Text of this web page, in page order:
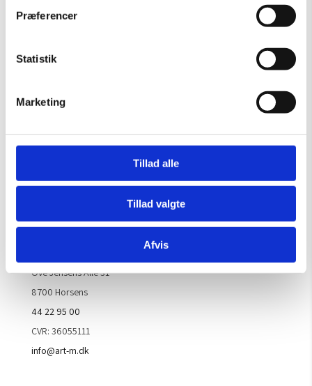
Præferencer
Statistik
Marketing
Tillad alle
Tillad valgte
Afvis
OBS: Galleriet er lukket i uge 29
Mandag – Torsdag:
Lørdag, søndag & helligdage:
Handelsbetingelser
Ove Jensens Allé 31
8700 Horsens
44 22 95 00
CVR: 36055111
info@art-m.dk